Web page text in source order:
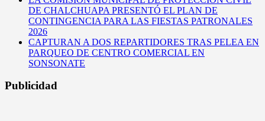
DE CHALCHUAPA PRESENTÓ EL PLAN DE
CONTINGENCIA PARA LAS FIESTAS PATRONALES
2026
CAPTURAN A DOS REPARTIDORES TRAS PELEA EN
PARQUEO DE CENTRO COMERCIAL EN
SONSONATE
Publicidad